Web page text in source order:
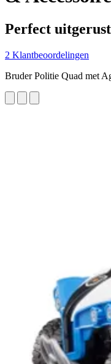
Perfect
2 Klantbeoordelingen
Bruder Politie Quad met